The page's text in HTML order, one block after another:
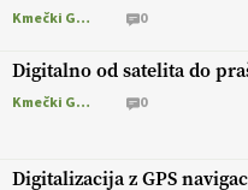
Kmečki Glas 0
Digitalno od satelita do
Kmečki Glas 0
Digitalizacija z GPS